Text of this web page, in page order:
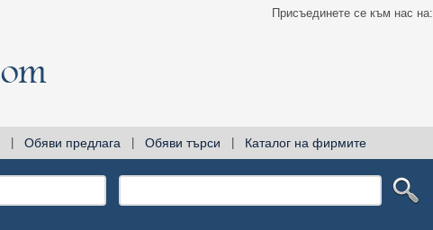
Присъединете се към нас на:
Обяви предлага Обяви търси Каталог на фирмите